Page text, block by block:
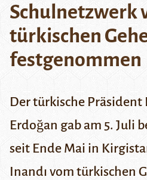
Schulnetzwerk
türkischen
festgenommen
Der türkische Präsident
Erdoğan gab am 5. Juli
seit Ende Mai in
Inandı vom türkischen